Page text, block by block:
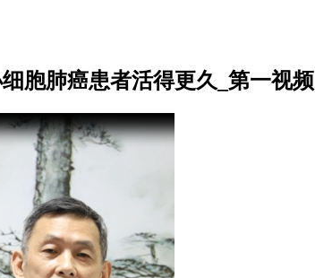
胞肺癌患者活得更久_第一视频